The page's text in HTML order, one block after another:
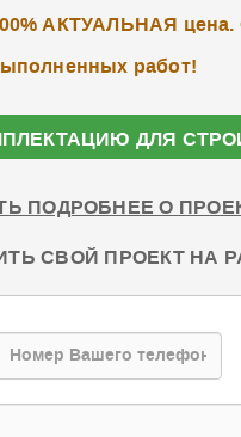
АКТУАЛЬНАЯ цена.
работ!
ДЛЯ
ПОДРОБНЕЕ О
СВОЙ ПРОЕКТ НА